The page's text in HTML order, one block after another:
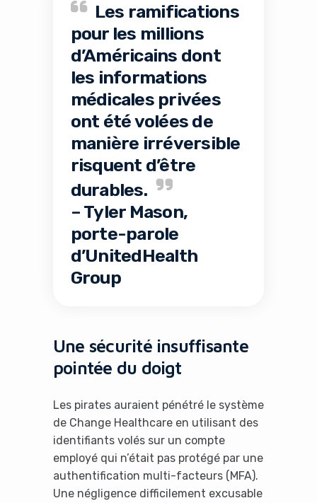
Les ramifications
pour les millions
d’Américains dont
les informations
médicales privées
ont été volées de
manière irréversible
risquent d’être
durables.
– Tyler Mason,
porte-parole
d’UnitedHealth
Group
Une sécurité insuffisante
pointée du doigt
Les pirates auraient pénétré le système
de Change Healthcare en utilisant des
identifiants volés sur un compte
employé qui n’était pas protégé par une
authentification multi-facteurs (MFA).
Une négligence difficilement excusable